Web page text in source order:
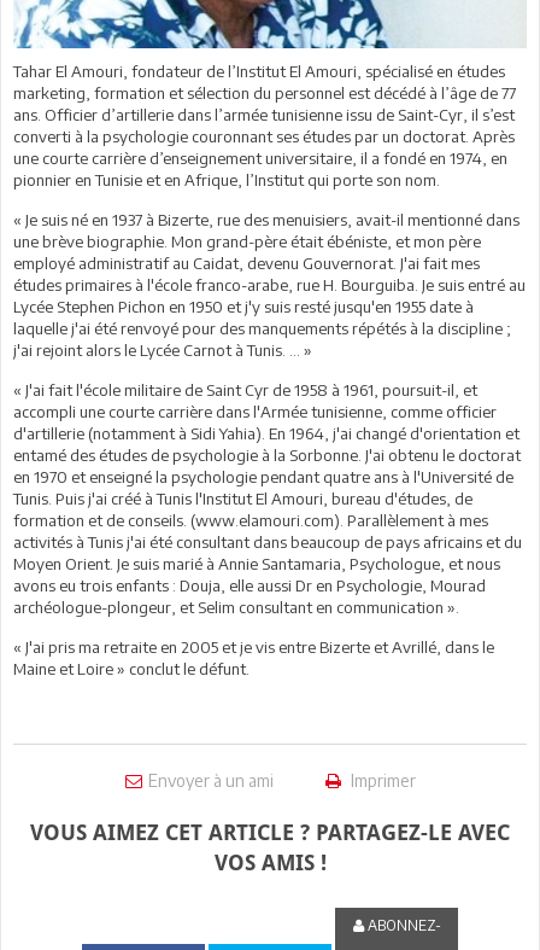
Tahar El Amouri, fondateur de l’Institut El Amouri, spécialisé en études
marketing, formation et sélection du personnel est décédé à l’âge de 77
ans. Officier d’artillerie dans l’armée tunisienne issu de Saint-Cyr, il s’est
converti à la psychologie couronnant ses études par un doctorat. Après
une courte carrière d’enseignement universitaire, il a fondé en 1974, en
pionnier en Tunisie et en Afrique, l’Institut qui porte son nom.
« Je suis né en 1937 à Bizerte, rue des menuisiers, avait-il mentionné dans
une brève biographie. Mon grand-père était ébéniste, et mon père
employé administratif au Caidat, devenu Gouvernorat. J'ai fait mes
études primaires à l'école franco-arabe, rue H. Bourguiba. Je suis entré au
Lycée Stephen Pichon en 1950 et j'y suis resté jusqu'en 1955 date à
laquelle j'ai été renvoyé pour des manquements répétés à la discipline ;
j'ai rejoint alors le Lycée Carnot à Tunis. ... »
« J'ai fait l'école militaire de Saint Cyr de 1958 à 1961, poursuit-il, et
accompli une courte carrière dans l'Armée tunisienne, comme officier
d'artillerie (notamment à Sidi Yahia). En 1964, j'ai changé d'orientation et
entamé des études de psychologie à la Sorbonne. J'ai obtenu le doctorat
en 1970 et enseigné la psychologie pendant quatre ans à l'Université de
Tunis. Puis j'ai créé à Tunis l'Institut El Amouri, bureau d'études, de
formation et de conseils. (www.elamouri.com). Parallèlement à mes
activités à Tunis j'ai été consultant dans beaucoup de pays africains et du
Moyen Orient. Je suis marié à Annie Santamaria, Psychologue, et nous
avons eu trois enfants : Douja, elle aussi Dr en Psychologie, Mourad
archéologue-plongeur, et Selim consultant en communication ».
« J'ai pris ma retraite en 2005 et je vis entre Bizerte et Avrillé, dans le
Maine et Loire » conclut le défunt.
Envoyer à un ami Imprimer
VOUS AIMEZ CET ARTICLE ? PARTAGEZ-LE AVEC
VOS AMIS !
ABONNEZ-